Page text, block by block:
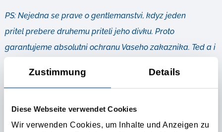
Zustimmung Details
Diese Webseite verwendet Cookies
Wir verwenden Cookies, um Inhalte und Anzeigen zu
PS: Nejedna se prave o gentlemanstvi, kdyz jeden
pritel prebere druhemu priteli jeho divku. Proto
garantujeme absolutni ochranu Vaseho zakaznika. Ted a i
Další informace
SPECIALNI KONTAKTNI INZERAT PRO VASE PREPRAVNI